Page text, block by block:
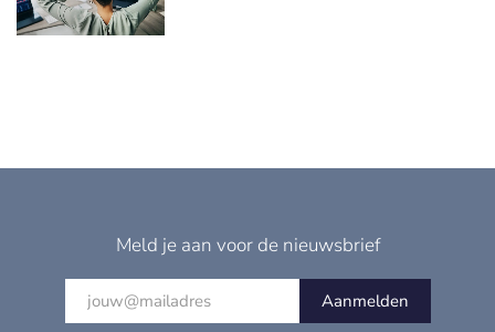
Meld je aan voor de nieuwsbrief
Aanmelden